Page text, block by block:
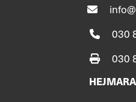
030
030